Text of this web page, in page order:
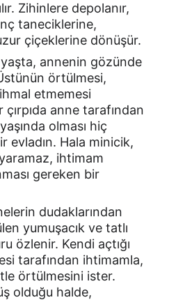
Zihinlere depolanır,
taneciklerine,
çiçeklerine dönüşür.
annenin gözünde
örtülmesi,
etmemesi
anne tarafından
olması hiç
evladın. Hala minicik,
ihtimam
gereken bir
dudaklarından
yumuşacık ve tatlı
özlenir. Kendi açtığı
tarafından ihtimamla,
örtülmesini ister.
olduğu halde,